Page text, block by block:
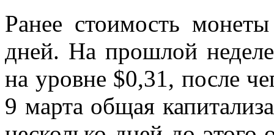
Ранее стоимость
дней. На прошлой
на уровне $0,31, после
9 марта общая